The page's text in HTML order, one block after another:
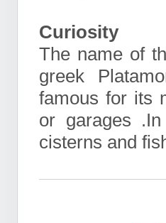
Curiosity
The name of
greek
famous for its
or garages
cisterns and